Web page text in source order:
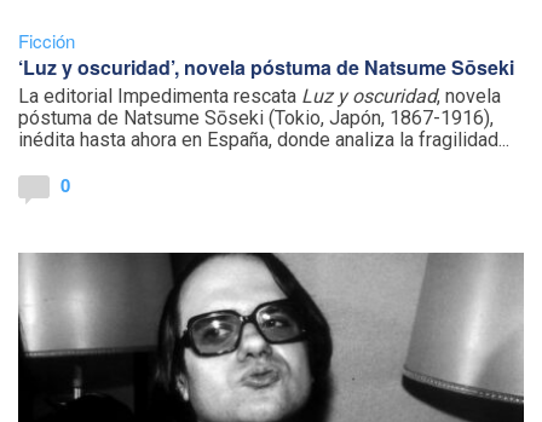
Ficción
‘Luz y oscuridad’, novela póstuma de Natsume Sōseki
La editorial Impedimenta rescata Luz y oscuridad, novela
póstuma de Natsume Sōseki (Tokio, Japón, 1867-1916),
inédita hasta ahora en España, donde analiza la fragilidad...
0